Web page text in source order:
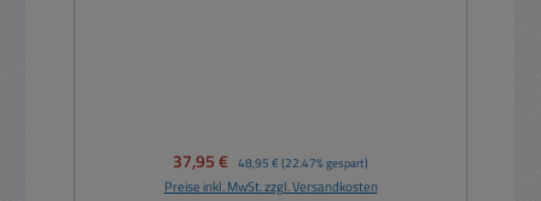
Verkaufspreis:
37,95 € Regulärer Preis:
48,95 € (22.47% gespart)
Preise inkl. MwSt. zzgl. Versandkosten